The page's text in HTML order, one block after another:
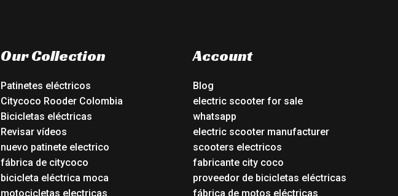
Our Collection
Patinetes eléctricos
Citycoco Rooder Colombia
Bicicletas eléctricas
Revisar vídeos
nuevo patinete electrico
fábrica de citycoco
bicicleta eléctrica moca
motocicletas electricas
Account
Blog
electric scooter for sale
whatsapp
electric scooter manufacturer
scooters electricos
fabricante city coco
proveedor de bicicletas eléctricas
fábrica de motos eléctricas